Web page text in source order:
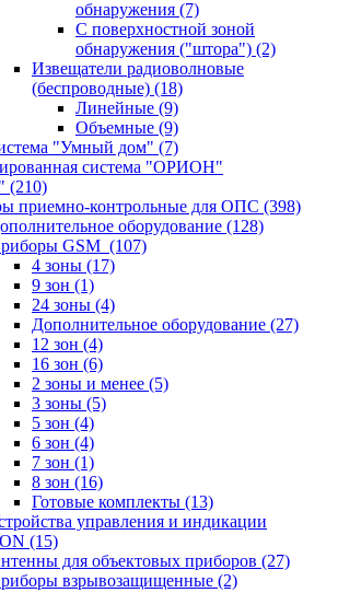
обнаружения (7)
С поверхностной зоной
обнаружения ("штора") (2)
Извещатели радиоволновые
(беспроводные) (18)
Линейные (9)
Объемные (9)
"Умный дом" (7)
система "ОРИОН"
(210)
приемно-контрольные для ОПС (398)
оборудование (128)
GSM (107)
4 зоны (17)
9 зон (1)
24 зоны (4)
Дополнительное оборудование (27)
12 зон (4)
16 зон (6)
2 зоны и менее (5)
3 зоны (5)
5 зон (4)
6 зон (4)
7 зон (1)
8 зон (16)
Готовые комплекты (13)
управления и индикации
(15)
для объектовых приборов (27)
взрывозащищенные (2)